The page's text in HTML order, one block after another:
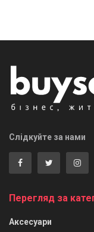
Слідкуйте за нами
Перегляд за
Аксесуари